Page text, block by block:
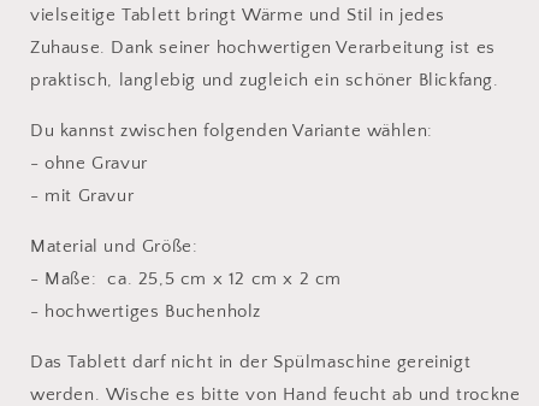
vielseitige Tablett bringt Wärme und Stil in jedes
Zuhause. Dank seiner hochwertigen Verarbeitung ist es
praktisch, langlebig und zugleich ein schöner Blickfang.
Du kannst zwischen folgenden Variante wählen:
- ohne Gravur
- mit Gravur
Material und Größe:
- Maße: ca. 25,5 cm x 12 cm x 2 cm
- hochwertiges Buchenholz
Das Tablett darf nicht in der Spülmaschine gereinigt
werden. Wische es bitte von Hand feucht ab und trockne